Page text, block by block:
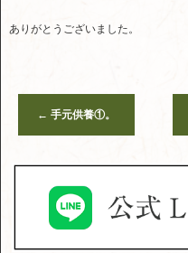
ありがとうございました。
← 手元供養①。